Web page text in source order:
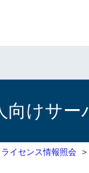
けサー
ライセンス情報照会 >